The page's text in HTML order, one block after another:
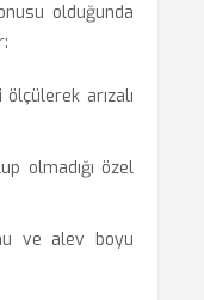
olduğunda
arızalı
olmadığı özel
ve alev boyu